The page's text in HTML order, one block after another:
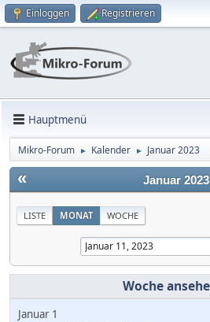
Einloggen Registrieren
Hauptmenü
Mikro-Forum ► Kalender ► Januar 2023
« Januar 2023
LISTE MONAT WOCHE
Januar 1